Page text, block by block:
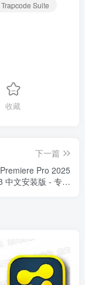
Suite
收藏
下一篇
Pro 2025
中文安装版 - 专业